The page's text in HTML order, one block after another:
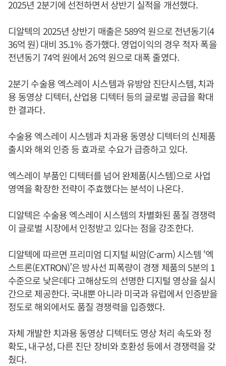
2025년 2분기에 선전하면서 상반기 실적을 개선했다.
디알텍의 2025년 상반기 매출은 589억 원으로 전년동기(4
36억 원) 대비 35.1% 증가했다. 영업이익의 경우 적자 폭을
전년동기 74억 원에서 26억 원으로 대폭 줄였다.
2분기 수술용 엑스레이 시스템과 유방암 진단시스템, 치과
용 동영상 디텍터, 산업용 디텍터 등의 글로벌 공급을 확대
한 결과다.
수술용 엑스레이 시스템과 치과용 동영상 디텍터의 신제품
출시와 해외 인증 등 효과로 수요가 급증하고 있다.
엑스레이 부품인 디텍터를 넘어 완제품(시스템)으로 사업
영역을 확장한 전략이 주효했다는 분석이 나온다.
디알텍은 수술용 엑스레이 시스템의 차별화된 품질 경쟁력
이 글로벌 시장에서 인정받고 있다는 점을 강조한다.
디알텍에 따르면 프리미엄 디지털 씨암(C-arm) 시스템 ‘엑
스트론(EXTRON)’은 방사선 피폭량이 경쟁 제품의 5분의 1
수준으로 낮은데다 고해상도의 선명한 디지털 영상을 실시
간으로 제공한다. 국내뿐 아니라 미국과 유럽에서 인증받을
정도로 해외에서도 품질 경쟁력을 입증했다.
자체 개발한 치과용 동영상 디텍터도 영상 처리 속도와 정
확도, 내구성, 다른 진단 장비와 호환성 등에서 경쟁력을 갖
췄다.